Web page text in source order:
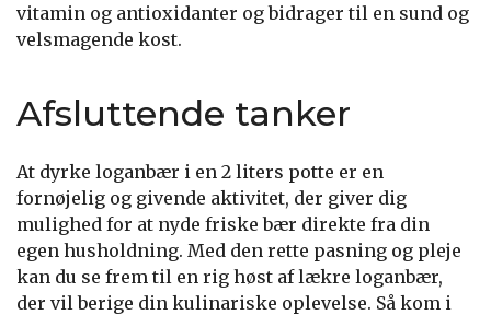
vitamin og antioxidanter og bidrager til en sund og
velsmagende kost.
Afsluttende tanker
At dyrke loganbær i en 2 liters potte er en
fornøjelig og givende aktivitet, der giver dig
mulighed for at nyde friske bær direkte fra din
egen husholdning. Med den rette pasning og pleje
kan du se frem til en rig høst af lækre loganbær,
der vil berige din kulinariske oplevelse. Så kom i